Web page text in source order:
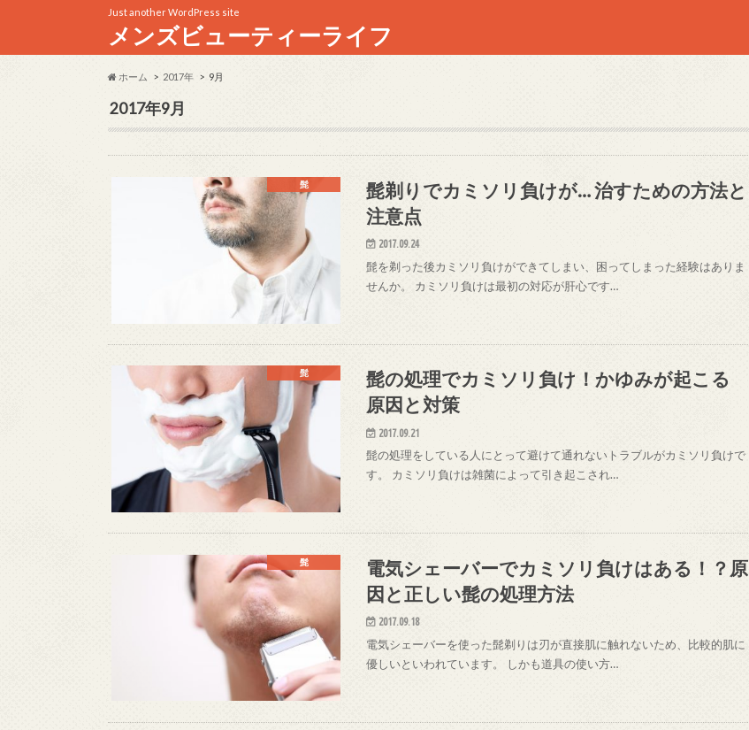
Just another WordPress site
メンズビューティーライフ
ホーム 2017年 9月
2017年9月
髭
髭剃りでカミソリ負けが… 治すための方法と
注意点
2017.09.24
髭を剃った後カミソリ負けができてしまい、困ってしまった経験はありま
せんか。 カミソリ負けは最初の対応が肝心です…
髭
髭の処理でカミソリ負け！かゆみが起こる
原因と対策
2017.09.21
髭の処理をしている人にとって避けて通れないトラブルがカミソリ負けで
す。 カミソリ負けは雑菌によって引き起こされ…
髭
電気シェーバーでカミソリ負けはある！？原
因と正しい髭の処理方法
2017.09.18
電気シェーバーを使った髭剃りは刃が直接肌に触れないため、比較的肌に
優しいといわれています。 しかも道具の使い方…